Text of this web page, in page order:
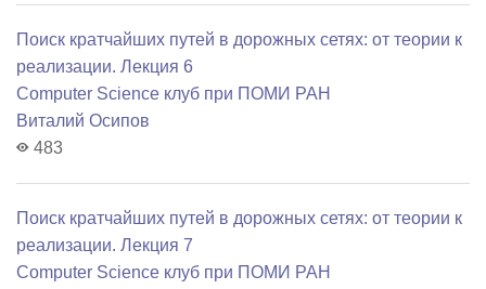
Поиск кратчайших путей в дорожных сетях: от теории к
реализации. Лекция 6
Computer Science клуб при ПОМИ РАН
Виталий Осипов
483
Поиск кратчайших путей в дорожных сетях: от теории к
реализации. Лекция 7
Computer Science клуб при ПОМИ РАН